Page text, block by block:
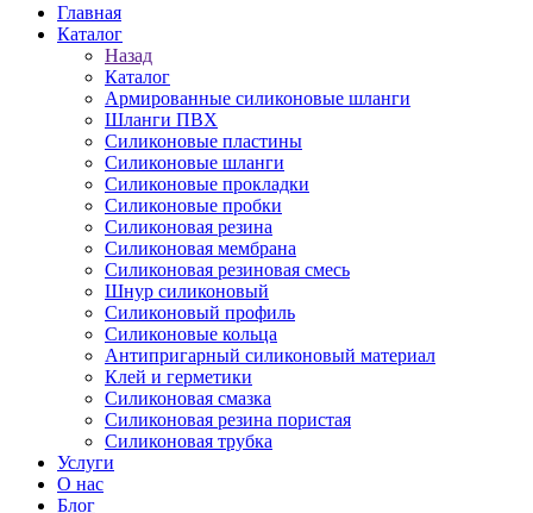
Главная
Каталог
Назад
Каталог
Армированные силиконовые шланги
Шланги ПВХ
Силиконовые пластины
Силиконовые шланги
Силиконовые прокладки
Силиконовые пробки
Силиконовая резина
Силиконовая мембрана
Силиконовая резиновая смесь
Шнур силиконовый
Силиконовый профиль
Силиконовые кольца
Антипригарный силиконовый материал
Клей и герметики
Силиконовая смазка
Силиконовая резина пористая
Силиконовая трубка
Услуги
О нас
Блог